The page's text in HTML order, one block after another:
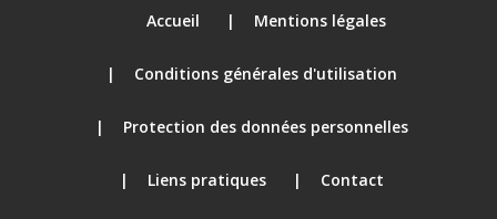
Accueil Mentions légales
Conditions générales d'utilisation
Protection des données personnelles
Liens pratiques Contact